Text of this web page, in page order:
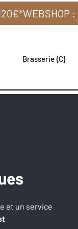
Brasserie {C}
et un service